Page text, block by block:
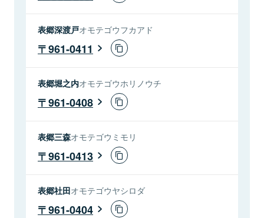
表郷深渡戸オモテゴウフカアド
961-0411
表郷堀之内オモテゴウホリノウチ
961-0408
表郷三森オモテゴウミモリ
961-0413
表郷社田オモテゴウヤシロダ
961-0404